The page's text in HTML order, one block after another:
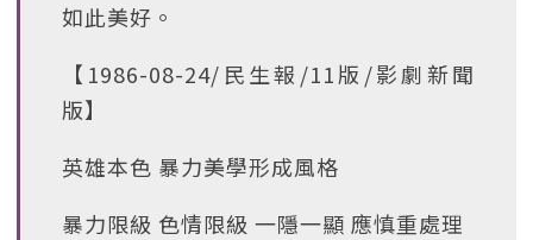
如此美好。
【1986-08-24/民生報/11版/影劇新聞
版】
英雄本色 暴力美學形成風格
暴力限級 色情限級 一隱一顯 應慎重處理